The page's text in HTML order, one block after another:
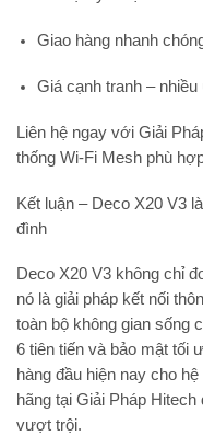
Giao hàng nhanh
Giá cạnh tranh – nhiều
Liên hệ ngay với Giải
thống Wi-Fi Mesh phù
Kết luận – Deco X20 V3
đình
Deco X20 V3 không chỉ
nó là giải pháp kết nối
toàn bộ không gian sống
6 tiên tiến và bảo mật tối
hàng đầu hiện nay cho
hãng tại Giải Pháp Hitech
vượt trội.